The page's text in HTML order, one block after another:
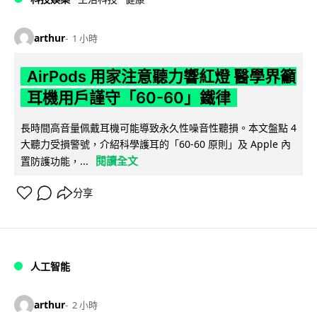
arthur 1 小時
AirPods 用家注意聽力響紅燈 醫學界籲
耳機用戶謹守「60-60」鐵律
長時間高音量佩戴耳機可能導致永久性噪音性聽損。本文盤點 4
大聽力受損警號，介紹科學護耳的「60-60 原則」及 Apple 內
置防護功能，...
閱讀全文
分享
人工智能
arthur 2 小時